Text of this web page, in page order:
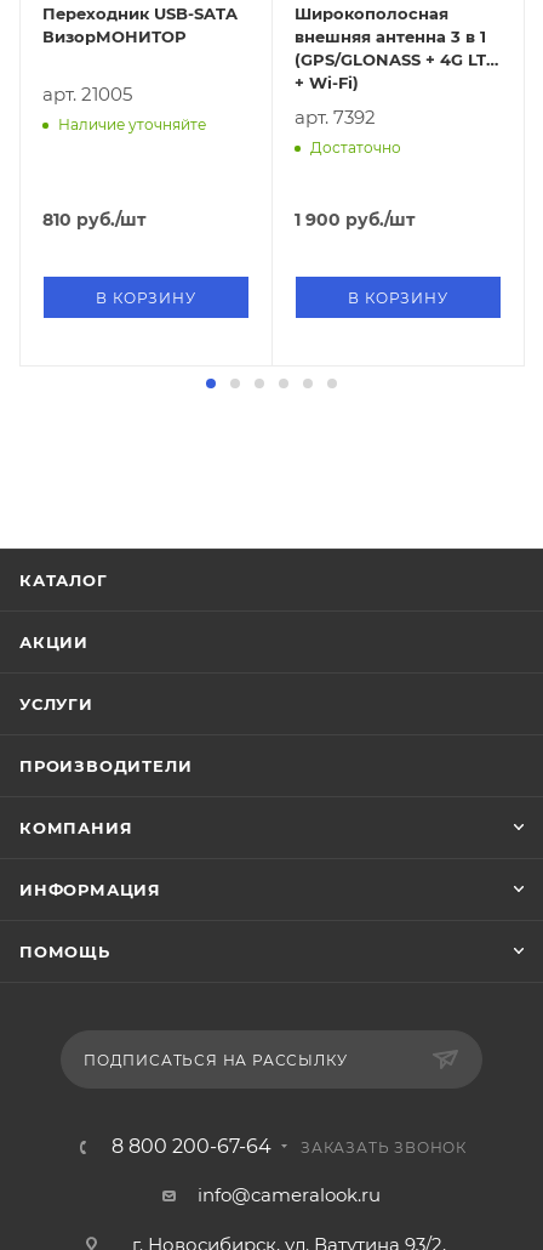
Переходник USB-SATA
ВизорМОНИТОР
арт. 21005
Наличие уточняйте
810 руб./шт
В КОРЗИНУ
Широкополосная
внешняя антенна 3 в 1
(GPS/GLONASS + 4G LTE
+ Wi-Fi)
арт. 7392
Достаточно
1 900 руб./шт
В КОРЗИНУ
КАТАЛОГ
АКЦИИ
УСЛУГИ
ПРОИЗВОДИТЕЛИ
КОМПАНИЯ
ИНФОРМАЦИЯ
ПОМОЩЬ
ПОДПИСАТЬСЯ НА РАССЫЛКУ
8 800 200-67-64 ЗАКАЗАТЬ ЗВОНОК
info@cameralook.ru
г. Новосибирск, ул. Ватутина 93/2,